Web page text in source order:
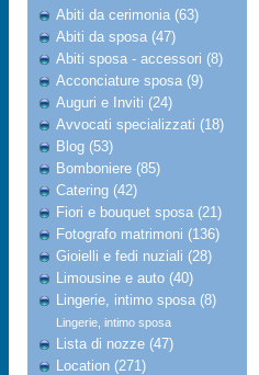
Abiti da cerimonia (63)
Abiti da sposa (47)
Abiti sposa - accessori (8)
Acconciature sposa (9)
Auguri e Inviti (24)
Avvocati specializzati (18)
Blog (53)
Bomboniere (85)
Catering (42)
Fiori e bouquet sposa (21)
Fotografo matrimoni (136)
Gioielli e fedi nuziali (28)
Limousine e auto (40)
Lingerie, intimo sposa (8)
Lingerie, intimo sposa
Lista di nozze (47)
Location (271)